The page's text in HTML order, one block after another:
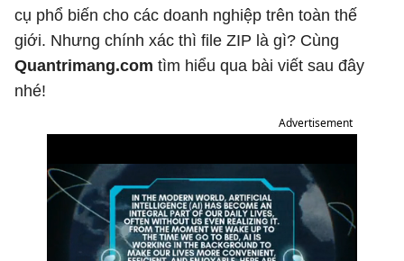
cụ phổ biến cho các doanh nghiệp trên toàn thế
giới. Nhưng chính xác thì file ZIP là gì? Cùng
Quantrimang.com tìm hiểu qua bài viết sau đây
nhé!
Advertisement